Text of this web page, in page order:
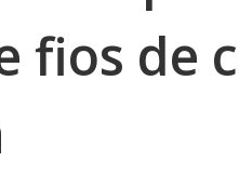
fios de